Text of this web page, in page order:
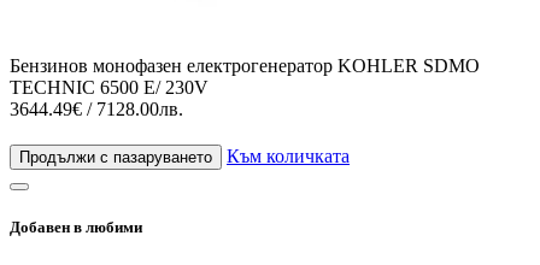
Бензинов монофазен електрогенератор KOHLER SDMO
TECHNIC 6500 Е/ 230V
3644.49€ / 7128.00лв.
Продължи с пазаруването Към количката
Добавен в любими